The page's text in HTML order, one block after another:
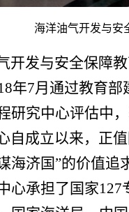
海洋油气开发与安
开发与安全保障
年7月通过教育部
研究中心评估中，
自成立以来，正
海济国”的价值
心承担了国家127